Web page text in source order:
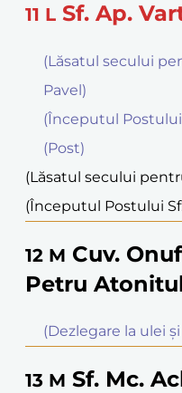
11 L Sf. Ap.
(Lăsatul secului
Pavel)
(Începutul Postului
(Post)
(Lăsatul secului
(Începutul Postului
12 M Cuv.
Petru
(Dezlegare la ulei
13 M Sf. Mc.